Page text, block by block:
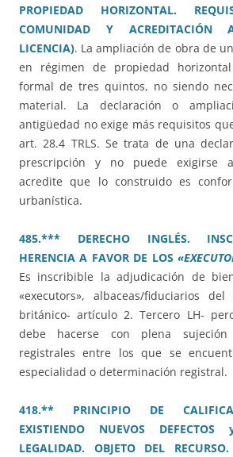
PROPIEDAD HORIZONTAL.
COMUNIDAD Y ACREDITACIÓN
LICENCIA). La ampliación de obra de
en régimen de propiedad
formal de tres quintos, no siendo
material. La declaración o
antigüedad no exige más requisitos
art. 28.4 TRLS. Se trata de una
prescripción y no puede exigirse
acredite que lo construido es
urbanística.
485.*** DERECHO INGLÉS.
HERENCIA A FAVOR DE LOS
Es inscribible la adjudicación de
«executors», albaceas/fiduciarios
británico- artículo 2. Tercero LH-
debe hacerse con plena
registrales entre los que se
especialidad o determinación registral.
418.** PRINCIPIO DE
EXISTIENDO NUEVOS
LEGALIDAD. OBJETO DEL